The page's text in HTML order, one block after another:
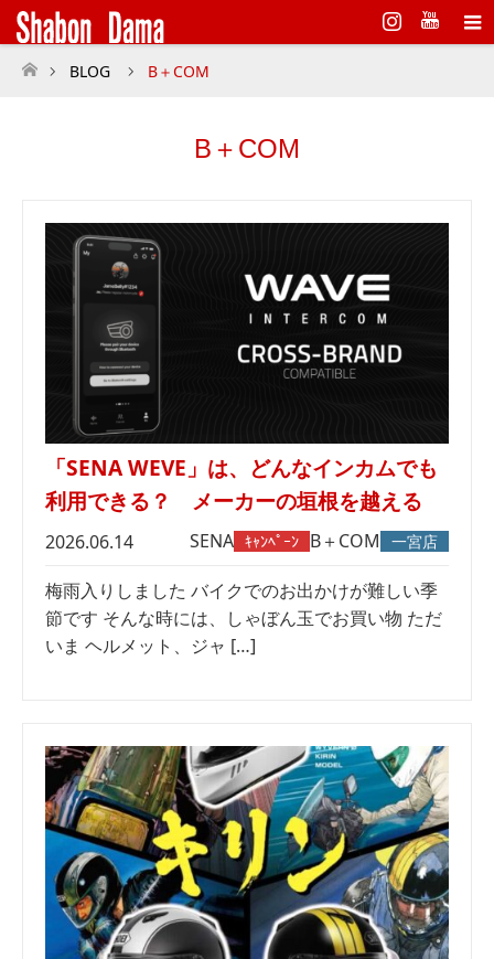
Instagram
ホーム
BLOG B＋COM
B＋COM
「SENA WEVE」は、どんなインカムでも
利用できる？ メーカーの垣根を越える
2026.06.14 SENA ｷｬﾝﾍﾟｰﾝ B＋COM 一宮店
梅雨入りしました バイクでのお出かけが難しい季
節です そんな時には、しゃぼん玉でお買い物 ただ
いま ヘルメット、ジャ […]